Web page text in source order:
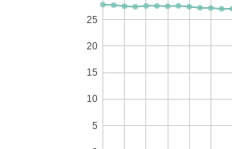
5
10
15
20
25